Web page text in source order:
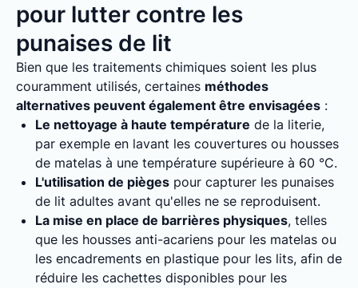
pour lutter contre les
punaises de lit
Bien que les traitements chimiques soient les plus
couramment utilisés, certaines méthodes
alternatives peuvent également être envisagées :
Le nettoyage à haute température de la literie,
par exemple en lavant les couvertures ou housses
de matelas à une température supérieure à 60 °C.
L'utilisation de pièges pour capturer les punaises
de lit adultes avant qu'elles ne se reproduisent.
La mise en place de barrières physiques, telles
que les housses anti-acariens pour les matelas ou
les encadrements en plastique pour les lits, afin de
réduire les cachettes disponibles pour les